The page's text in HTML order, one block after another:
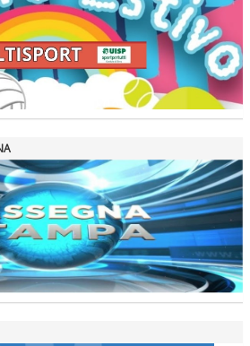
ma prosegue anche in estate